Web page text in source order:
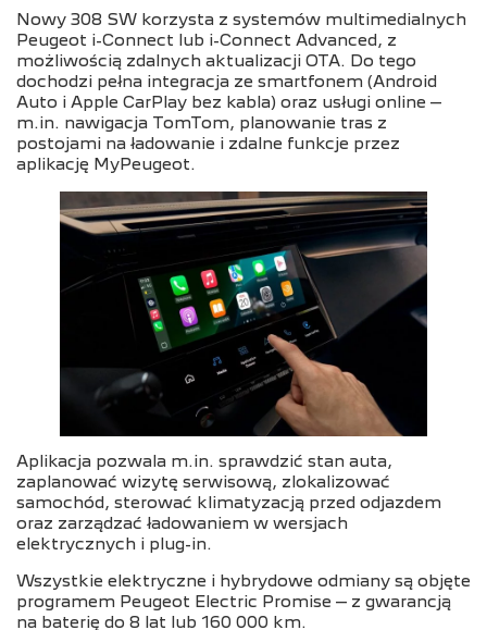
Nowy 308 SW korzysta z systemów multimedialnych
Peugeot i-Connect lub i-Connect Advanced, z
możliwością zdalnych aktualizacji OTA. Do tego
dochodzi pełna integracja ze smartfonem (Android
Auto i Apple CarPlay bez kabla) oraz usługi online –
m.in. nawigacja TomTom, planowanie tras z
postojami na ładowanie i zdalne funkcje przez
aplikację MyPeugeot.
Aplikacja pozwala m.in. sprawdzić stan auta,
zaplanować wizytę serwisową, zlokalizować
samochód, sterować klimatyzacją przed odjazdem
oraz zarządzać ładowaniem w wersjach
elektrycznych i plug-in.
Wszystkie elektryczne i hybrydowe odmiany są objęte
programem Peugeot Electric Promise – z gwarancją
na baterię do 8 lat lub 160 000 km.